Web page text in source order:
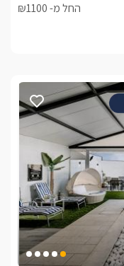
החל מ- ₪1100